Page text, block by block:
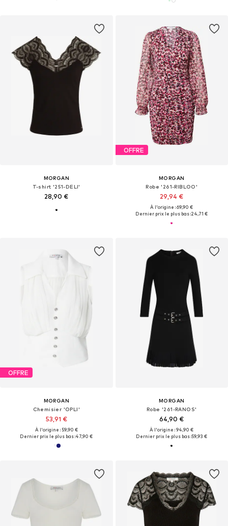
MORGAN
T-shirt '251-DELI'
28,90 €
OFFRE
MORGAN
Robe '261-RIBLOO'
29,94 €
À l'origine : 69,90 €
Dernier prix le plus bas :24,71 €
OFFRE
MORGAN
Chemisier 'OPLI'
53,91 €
À l'origine : 59,90 €
Dernier prix le plus bas :47,90 €
MORGAN
Robe '261-RANOS'
64,90 €
À l'origine : 94,90 €
Dernier prix le plus bas :59,93 €